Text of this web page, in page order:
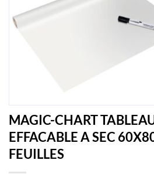
MAGIC-CHART
EFFACABLE A SEC
FEUILLES